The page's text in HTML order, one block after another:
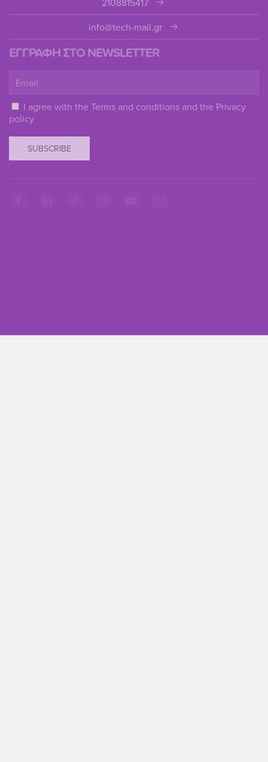
info@tech-mail.gr
ΕΓΓΡΑΦΗ ΣΤΟ NEWSLETTER
I agree with the Terms and conditions and the Privacy
policy
SUBSCRIBE